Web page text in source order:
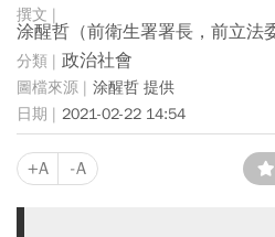
涂醒哲（前衛生署署長，前立法
政治社會
涂醒哲 提供
2021-02-22 14:54
+A -A